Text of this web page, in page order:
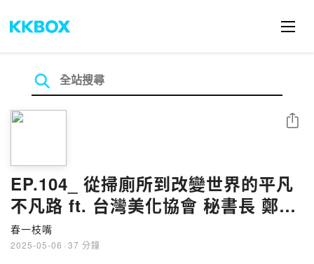
EP.104_ 從掃廁所到改變世界的平凡
不凡路 ft. 台灣美化協會 秘書長 鄭文
榮
春一枝嘴
2025-05-06 · 37 分鐘
分享